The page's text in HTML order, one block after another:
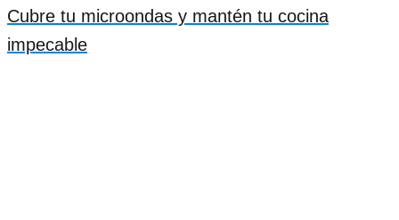
Cubre tu microondas y mantén tu cocina
impecable